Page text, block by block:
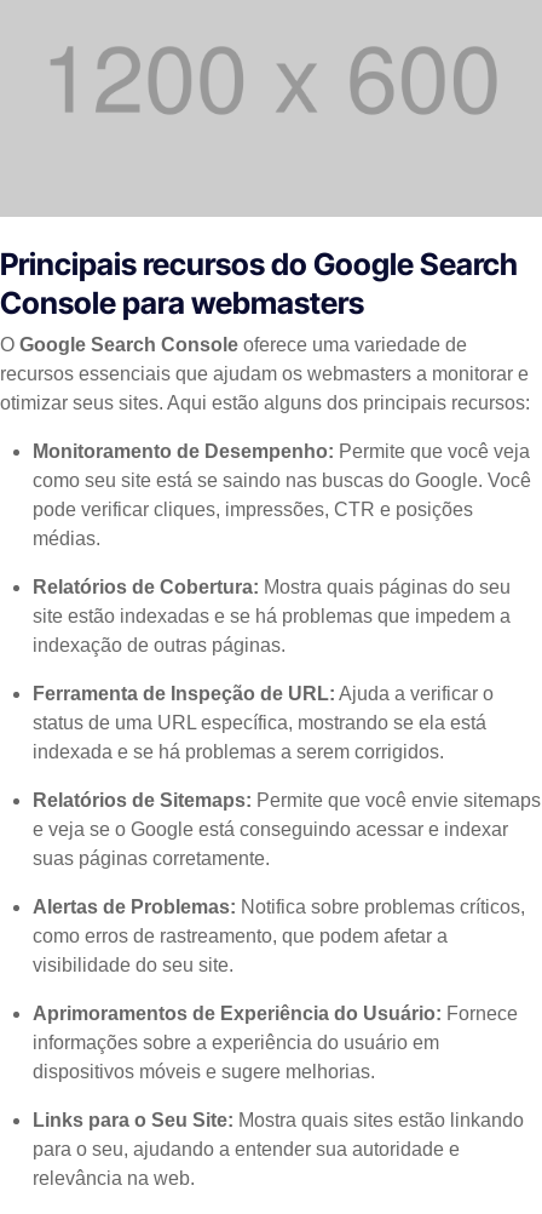
Principais recursos do Google Search
Console para webmasters
O Google Search Console oferece uma variedade de
recursos essenciais que ajudam os webmasters a monitorar e
otimizar seus sites. Aqui estão alguns dos principais recursos:
Monitoramento de Desempenho: Permite que você veja
como seu site está se saindo nas buscas do Google. Você
pode verificar cliques, impressões, CTR e posições
médias.
Relatórios de Cobertura: Mostra quais páginas do seu
site estão indexadas e se há problemas que impedem a
indexação de outras páginas.
Ferramenta de Inspeção de URL: Ajuda a verificar o
status de uma URL específica, mostrando se ela está
indexada e se há problemas a serem corrigidos.
Relatórios de Sitemaps: Permite que você envie sitemaps
e veja se o Google está conseguindo acessar e indexar
suas páginas corretamente.
Alertas de Problemas: Notifica sobre problemas críticos,
como erros de rastreamento, que podem afetar a
visibilidade do seu site.
Aprimoramentos de Experiência do Usuário: Fornece
informações sobre a experiência do usuário em
dispositivos móveis e sugere melhorias.
Links para o Seu Site: Mostra quais sites estão linkando
para o seu, ajudando a entender sua autoridade e
relevância na web.